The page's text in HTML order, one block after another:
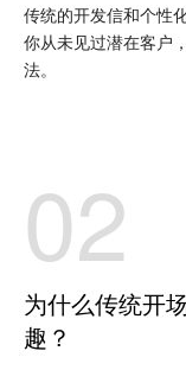
传统的开发信和个性
你从未见过潜在客户
法。
02
为什么传统开
趣？